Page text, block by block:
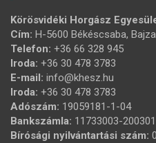
Körösvidéki Horgász
Cím: H-5600 Békéscsaba,
Telefon: +36 66 328 945
Iroda: +36 30 478 3783
E-mail: info@khesz.hu
Iroda: +36 30 478 3783
Adószám: 19059181-1-04
Bankszámla: 11733003-
Bírósági nyilvántartási szám: